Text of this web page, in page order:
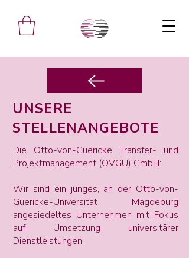
UNSERE
STELLENANGEBOTE
Die Otto-von-Guericke Transfer- und
Projektmanagement (OVGU) GmbH:
Wir sind ein junges, an der Otto-von-
Guericke-Universität Magdeburg
angesiedeltes Unternehmen mit Fokus
auf Umsetzung universitärer
Dienstleistungen.